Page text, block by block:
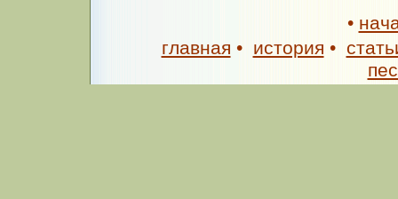
•
главная • история •